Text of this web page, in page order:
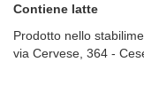
Contiene latte
Prodotto nello
via Cervese, 364 -